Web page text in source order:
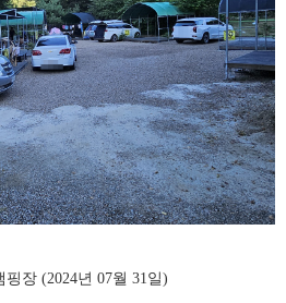
장 (2024년 07월 31일)